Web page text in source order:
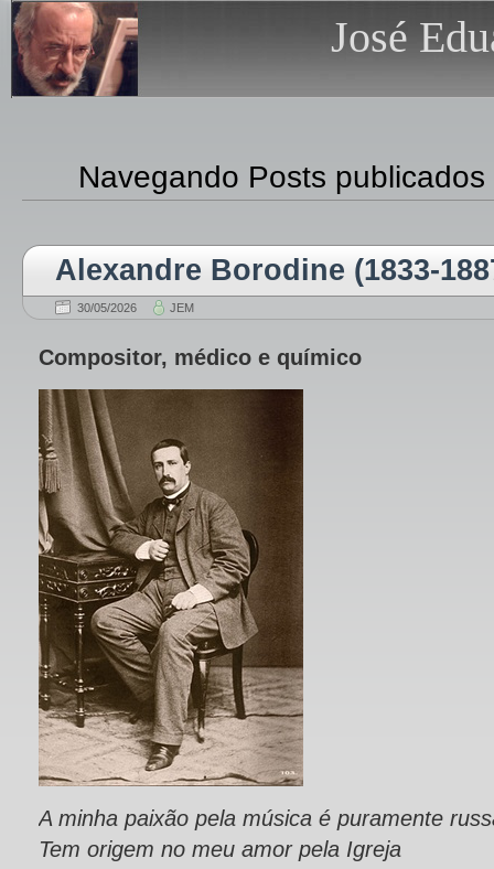
José
Navegando Posts
Alexandre Borodine (1833-
30/05/2026 JEM
Compositor, médico e químico
A minha paixão pela música é puramente
Tem origem no meu amor pela Igreja